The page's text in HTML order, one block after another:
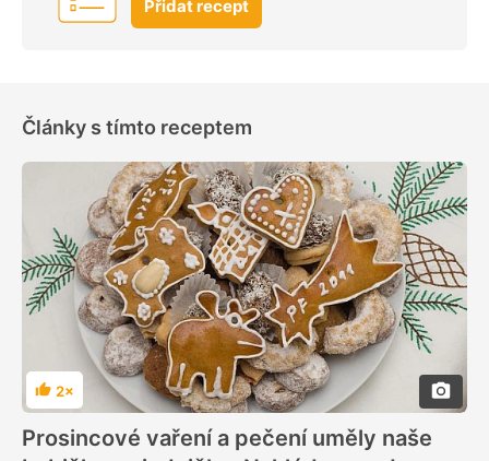
Přidat recept
Články s tímto receptem
Hodnocení
2×
Prosincové vaření a pečení uměly naše